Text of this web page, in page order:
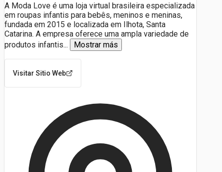
A Moda Love é uma loja virtual brasileira especializada
em roupas infantis para bebês, meninos e meninas,
fundada em 2015 e localizada em Ilhota, Santa
Catarina. A empresa oferece uma ampla variedade de
produtos infantis... Mostrar más
Visitar Sitio Web